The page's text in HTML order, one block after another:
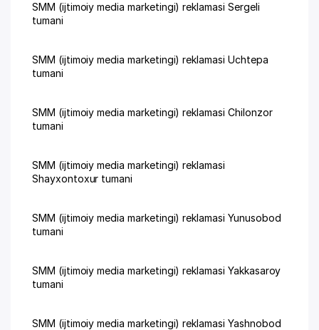
SMM (ijtimoiy media marketingi) reklamasi Sergeli
tumani
SMM (ijtimoiy media marketingi) reklamasi Uchtepa
tumani
SMM (ijtimoiy media marketingi) reklamasi Chilonzor
tumani
SMM (ijtimoiy media marketingi) reklamasi
Shayxontoxur tumani
SMM (ijtimoiy media marketingi) reklamasi Yunusobod
tumani
SMM (ijtimoiy media marketingi) reklamasi Yakkasaroy
tumani
SMM (ijtimoiy media marketingi) reklamasi Yashnobod